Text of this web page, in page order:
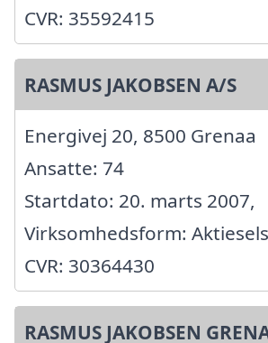
CVR: 35592415
RASMUS JAKOBSEN A/S
Energivej 20, 8500 Grenaa
Ansatte: 74
Startdato: 20. marts 2007,
Virksomhedsform:
CVR: 30364430
RASMUS JAKOBSEN